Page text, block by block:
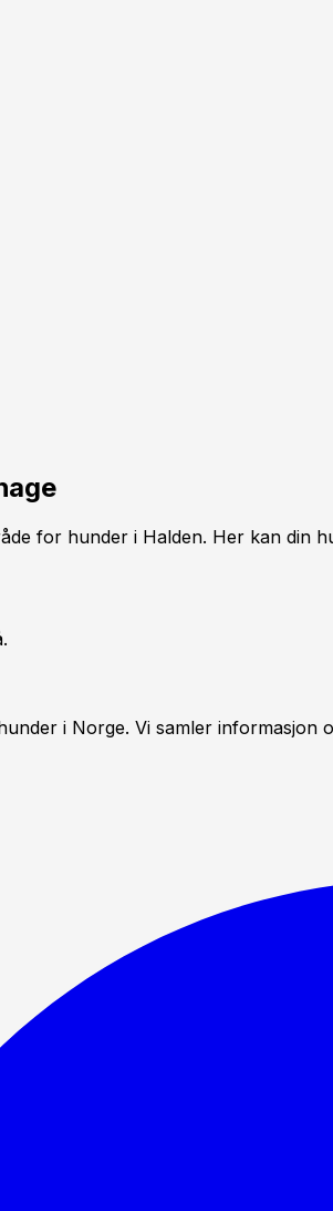
for hunder i Halden. Her kan din
i Norge. Vi samler informasjon